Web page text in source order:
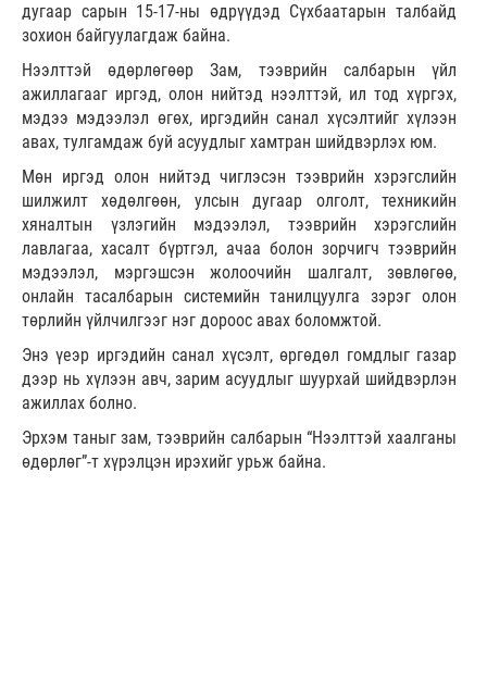
дугаар сарын 15-17-ны өдрүүдэд Сүхбаатарын талбайд
зохион байгуулагдаж байна.
Нээлттэй өдөрлөгөөр Зам, тээврийн салбарын үйл
ажиллагааг иргэд, олон нийтэд нээлттэй, ил тод хүргэх,
мэдээ мэдээлэл өгөх, иргэдийн санал хүсэлтийг хүлээн
авах, тулгамдаж буй асуудлыг хамтран шийдвэрлэх юм.
Мөн иргэд олон нийтэд чиглэсэн тээврийн хэрэгслийн
шилжилт хөдөлгөөн, улсын дугаар олголт, техникийн
хяналтын үзлэгийн мэдээлэл, тээврийн хэрэгслийн
лавлагаа, хасалт бүртгэл, ачаа болон зорчигч тээврийн
мэдээлэл, мэргэшсэн жолоочийн шалгалт, зөвлөгөө,
онлайн тасалбарын системийн танилцуулга зэрэг олон
төрлийн үйлчилгээг нэг дороос авах боломжтой.
Энэ үеэр иргэдийн санал хүсэлт, өргөдөл гомдлыг газар
дээр нь хүлээн авч, зарим асуудлыг шуурхай шийдвэрлэн
ажиллах болно.
Эрхэм таныг зам, тээврийн салбарын “Нээлттэй хаалганы
өдөрлөг”-т хүрэлцэн ирэхийг урьж байна.